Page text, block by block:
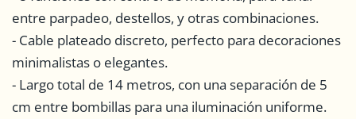
entre parpadeo, destellos, y otras combinaciones.
- Cable plateado discreto, perfecto para decoraciones
minimalistas o elegantes.
- Largo total de 14 metros, con una separación de 5
cm entre bombillas para una iluminación uniforme.